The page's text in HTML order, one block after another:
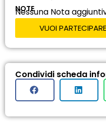
NOTE
Nessuna Nota
VUOI
Condividi scheda